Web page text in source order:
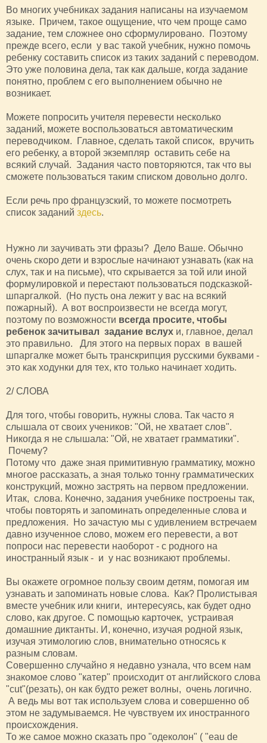
Во многих учебниках задания написаны на изучаемом
языке. Причем, такое ощущение, что чем проще само
задание, тем сложнее оно сформулировано. Поэтому
прежде всего, если у вас такой учебник, нужно помочь
ребенку составить список из таких заданий с переводом.
Это уже половина дела, так как дальше, когда задание
понятно, проблем с его выполнением обычно не
возникает.
Можете попросить учителя перевести несколько
заданий, можете воспользоваться автоматическим
переводчиком. Главное, сделать такой список, вручить
его ребенку, а второй экземпляр оставить себе на
всякий случай. Задания часто повторяются, так что вы
сможете пользоваться таким списком довольно долго.
Если речь про французский, то можете посмотреть
список заданий здесь.
Нужно ли заучивать эти фразы? Дело Ваше. Обычно
очень скоро дети и взрослые начинают узнавать (как на
слух, так и на письме), что скрывается за той или иной
формулировкой и перестают пользоваться подсказкой-
шпаргалкой. (Но пусть она лежит у вас на всякий
пожарный). А вот воспроизвести не всегда могут,
поэтому по возможности всегда просите, чтобы
ребенок зачитывал задание вслух и, главное, делал
это правильно. Для этого на первых порах в вашей
шпаргалке может быть транскрипция русскими буквами -
это как ходунки для тех, кто только начинает ходить.
2/ СЛОВА
Для того, чтобы говорить, нужны слова. Так часто я
слышала от своих учеников: "Ой, не хватает слов".
Никогда я не слышала: "Ой, не хватает грамматики".
Почему?
Потому что даже зная примитивную грамматику, можно
многое рассказать, а зная только тонну грамматических
конструкций, можно застрять на первом предложении.
Итак, слова. Конечно, задания учебнике построены так,
чтобы повторять и запоминать определенные слова и
предложения. Но зачастую мы с удивлением встречаем
давно изученное слово, можем его перевести, а вот
попроси нас перевести наоборот - с родного на
иностранный язык - и у нас возникают проблемы.
Вы окажете огромное пользу своим детям, помогая им
узнавать и запоминать новые слова. Как? Пролистывая
вместе учебник или книги, интересуясь, как будет одно
слово, как другое. С помощью карточек, устраивая
домашние диктанты. И, конечно, изучая родной язык,
изучая этимологию слов, внимательно относясь к
разным словам.
Совершенно случайно я недавно узнала, что всем нам
знакомое слово "катер" происходит от английского слова
"cut"(резать), он как будто режет волны, очень логично.
А ведь мы вот так используем слова и совершенно об
этом не задумываемся. Не чувствуем их иностранного
происхождения.
То же самое можно сказать про "одеколон" ( "eau de